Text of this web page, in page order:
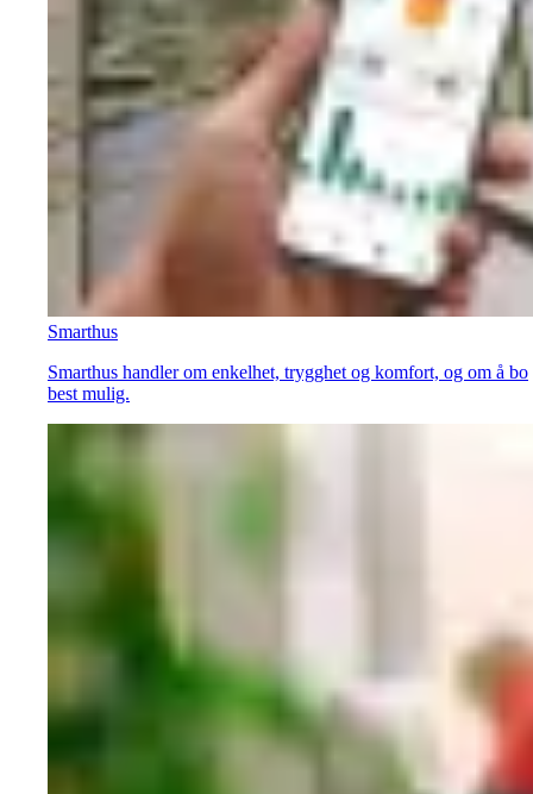
Smarthus
Smarthus handler om enkelhet, trygghet og komfort, og om å bo
best mulig.